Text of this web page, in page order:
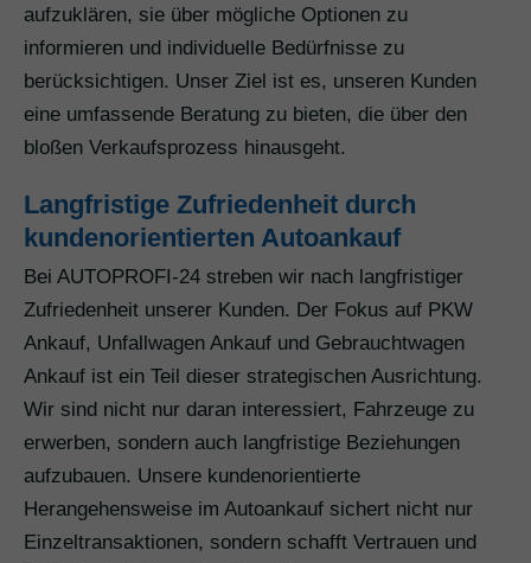
aufzuklären, sie über mögliche Optionen zu
informieren und individuelle Bedürfnisse zu
berücksichtigen. Unser Ziel ist es, unseren Kunden
eine umfassende Beratung zu bieten, die über den
bloßen Verkaufsprozess hinausgeht.
Langfristige Zufriedenheit durch
kundenorientierten Autoankauf
Bei AUTOPROFI-24 streben wir nach langfristiger
Zufriedenheit unserer Kunden. Der Fokus auf PKW
Ankauf, Unfallwagen Ankauf und Gebrauchtwagen
Ankauf ist ein Teil dieser strategischen Ausrichtung.
Wir sind nicht nur daran interessiert, Fahrzeuge zu
erwerben, sondern auch langfristige Beziehungen
aufzubauen. Unsere kundenorientierte
Herangehensweise im Autoankauf sichert nicht nur
Einzeltransaktionen, sondern schafft Vertrauen und